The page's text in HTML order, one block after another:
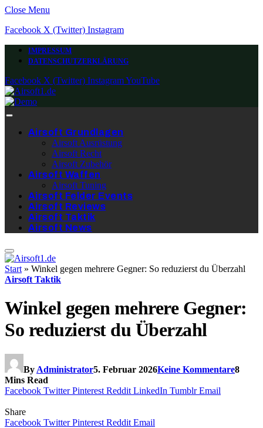
Close Menu
Facebook X (Twitter) Instagram
IMPRESSUM
DATENSCHUTZERKLÄRUNG
Facebook X (Twitter) InstagramYouTube
Airsoft Grundlagen
Airsoft Ausrüstung
Airsoft Recht
Airsoft Zubehör
Airsoft Waffen
Airsoft Tuning
Airsoft Felder Events
Airsoft Reviews
Airsoft Taktik
Airsoft News
Start » Winkel gegen mehrere Gegner: So reduzierst du Überzahl
Airsoft Taktik
Winkel gegen mehrere Gegner:
So reduzierst du Überzahl
By Administrator5. Februar 2026Keine Kommentare8
Mins Read
Facebook Twitter Pinterest Reddit LinkedIn Tumblr Email
Share
Facebook Twitter Pinterest Reddit Email